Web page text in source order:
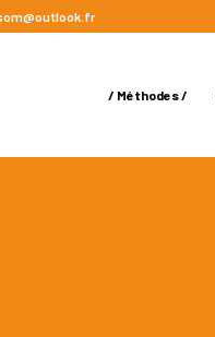
/ Méthodes /